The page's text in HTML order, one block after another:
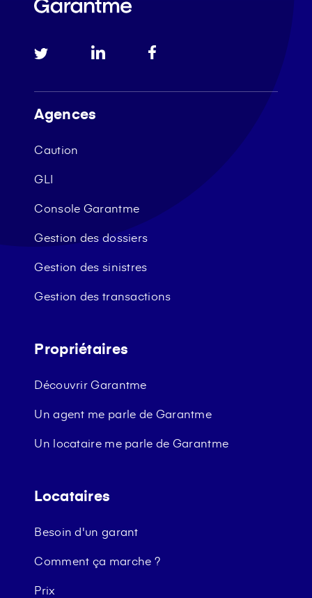
Agences
Caution
GLI
Console Garantme
Gestion des dossiers
Gestion des sinistres
Gestion des transactions
Propriétaires
Découvrir Garantme
Un agent me parle de Garantme
Un locataire me parle de Garantme
Locataires
Besoin d'un garant
Comment ça marche ?
Prix